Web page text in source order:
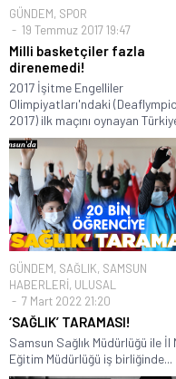
GÜNDEM, SPOR
19 Temmuz 2017 19:47
Milli basketçiler fazla
direnemedi!
2017 İşitme Engelliler
Olimpiyatları'ndaki
2017) ilk maçını oynayan
GÜNDEM, SAĞLIK, SAMSUN
HABERLERİ, ULUSAL
7 Mart 2022 21:20
‘SAĞLIK’ TARAMASI!
Samsun Sağlık Müdürlüğü ile İl
Eğitim Müdürlüğü iş birliğinde...